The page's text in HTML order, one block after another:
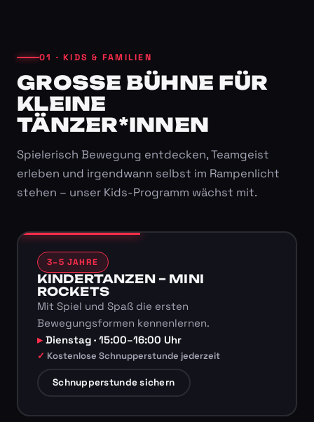
01 · KIDS & FAMILIEN
GROSSE BÜHNE FÜR K
LEINE T
ÄNZER*INNEN
Spielerisch Bewegung entdecken, Teamgeist
erleben und irgendwann selbst im Rampenlicht
stehen – unser Kids-Programm wächst mit.
3–5 JAHRE
KINDERTANZEN – MINI
ROCKETS
Mit Spiel und Spaß die ersten
Bewegungsformen kennenlernen.
Dienstag · 15:00–16:00 Uhr
Kostenlose Schnupperstunde jederzeit
Schnupperstunde sichern